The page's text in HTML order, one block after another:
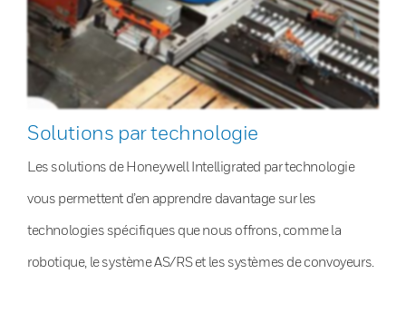
Solutions par technologie
Les solutions de Honeywell Intelligrated par technologie
vous permettent d’en apprendre davantage sur les
technologies spécifiques que nous offrons, comme la
robotique, le système AS/RS et les systèmes de convoyeurs.